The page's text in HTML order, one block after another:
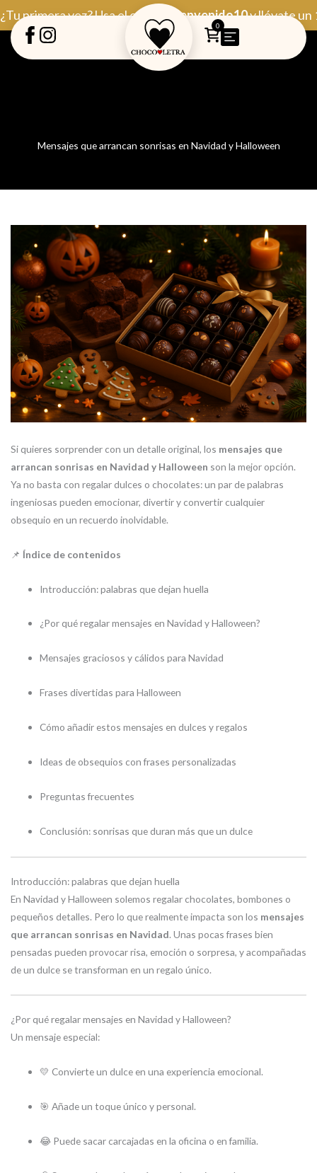
al
contenido
¿Tu primera vez? Usa el código Bienvenido10y llévate un
0
Mensajes que arrancan sonrisas en Navidad y Halloween
Si quieres sorprender con un detalle original, los mensajes que
arrancan sonrisas en Navidad y Halloween son la mejor opción.
Ya no basta con regalar dulces o chocolates: un par de palabras
ingeniosas pueden emocionar, divertir y convertir cualquier
obsequio en un recuerdo inolvidable.
📌 Índice de contenidos
Introducción: palabras que dejan huella
¿Por qué regalar mensajes en Navidad y Halloween?
Mensajes graciosos y cálidos para Navidad
Frases divertidas para Halloween
Cómo añadir estos mensajes en dulces y regalos
Ideas de obsequios con frases personalizadas
Preguntas frecuentes
Conclusión: sonrisas que duran más que un dulce
Introducción: palabras que dejan huella
En Navidad y Halloween solemos regalar chocolates, bombones o
pequeños detalles. Pero lo que realmente impacta son los mensajes
que arrancan sonrisas en Navidad. Unas pocas frases bien
pensadas pueden provocar risa, emoción o sorpresa, y acompañadas
de un dulce se transforman en un regalo único.
¿Por qué regalar mensajes en Navidad y Halloween?
Un mensaje especial:
💛 Convierte un dulce en una experiencia emocional.
🎯 Añade un toque único y personal.
😂 Puede sacar carcajadas en la oficina o en familia.